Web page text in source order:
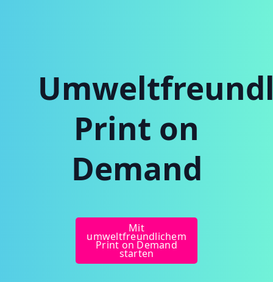
Print on
Demand
Mit
umweltfreundlichem
Print on Demand
starten